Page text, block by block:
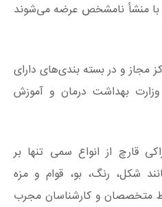
با منشأ نامشخص عرضه می‌شوند
مجاز و در بسته‌ بندی‌های دارای
بهداشت درمان و آموزش
قارچ از انواع سمی تنها بر
شکل، رنگ، بو، قوام و مزه
متخصصان و کارشناسان مجرب